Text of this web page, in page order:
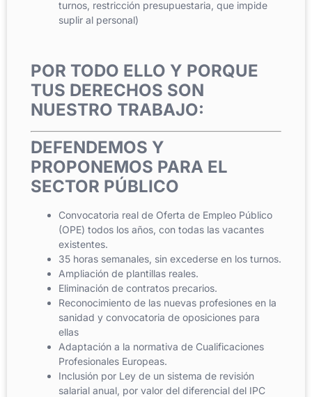
turnos, restricción presupuestaria, que impide
suplir al personal)
POR TODO ELLO Y PORQUE
TUS DERECHOS SON
NUESTRO TRABAJO:
DEFENDEMOS Y
PROPONEMOS PARA EL
SECTOR PÚBLICO
Convocatoria real de Oferta de Empleo Público
(OPE) todos los años, con todas las vacantes
existentes.
35 horas semanales, sin excederse en los turnos.
Ampliación de plantillas reales.
Eliminación de contratos precarios.
Reconocimiento de las nuevas profesiones en la
sanidad y convocatoria de oposiciones para
ellas
Adaptación a la normativa de Cualificaciones
Profesionales Europeas.
Inclusión por Ley de un sistema de revisión
salarial anual, por valor del diferencial del IPC